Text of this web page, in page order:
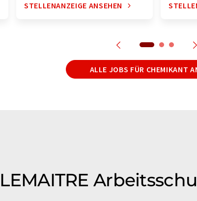
STELLENANZEIGE ANSEHEN
ALLE JOBS FÜR CHEMIKANT